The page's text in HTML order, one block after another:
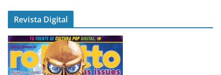
Revista Digital